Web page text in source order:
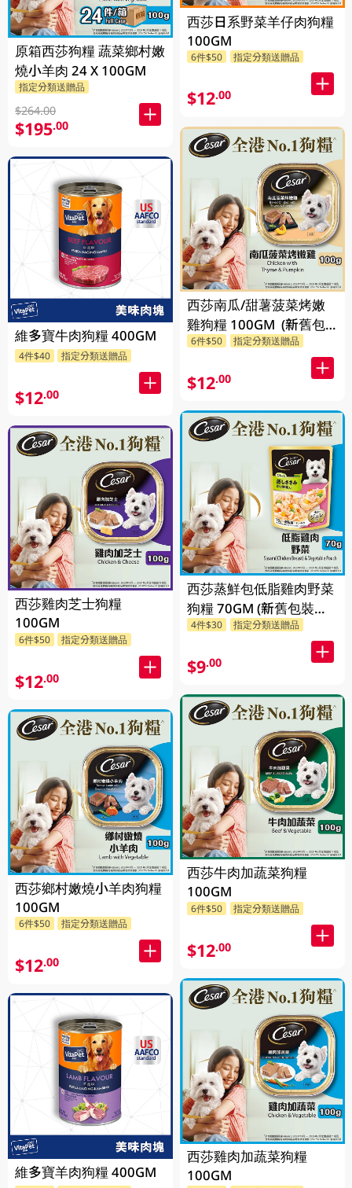
原箱西莎狗糧 蔬菜鄉村嫩
燒小羊肉 24 X 100GM
指定分類送贈品
$264.00
$195.00
維多寶牛肉狗糧 400GM
4件$40 指定分類送贈品
$12.00
西莎雞肉芝士狗糧
100GM
6件$50 指定分類送贈品
$12.00
西莎鄉村嫩燒小羊肉狗糧
100GM
6件$50 指定分類送贈品
$12.00
維多寶羊肉狗糧 400GM
西莎日系野菜羊仔肉狗糧
100GM
6件$50 指定分類送贈品
$12.00
西莎南瓜/甜薯菠菜烤嫩
雞狗糧 100GM (新舊包
裝隨機發貨)
6件$50 指定分類送贈品
$12.00
西莎蒸鮮包低脂雞肉野菜
狗糧 70GM (新舊包裝隨
機發貨)
4件$30 指定分類送贈品
$9.00
西莎牛肉加蔬菜狗糧
100GM
6件$50 指定分類送贈品
$12.00
西莎雞肉加蔬菜狗糧
100GM